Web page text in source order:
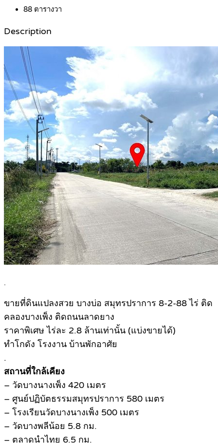
88 ตารางวา
Description
.
ขายที่ดินแปลงสวย บางบ่อ สมุทรปราการ 8-2-88 ไร่ ติด
คลองบางเพ็ง ติดถนนลาดยาง
ราคาพิเศษ ไร่ละ 2.8 ล้านเท่านั้น (แบ่งขายได้)
ทำโกดัง โรงงาน บ้านพักอาศัย
.
สถานที่ใกล้เคียง
– วัดบางนางเพ็ง 420 เมตร
– ศูนย์ปฏิบัตธรรมสมุทรปราการ 580 เมตร
– โรงเรียนวัดบางนางเพ็ง 500 เมตร
– วัดบางพลีน้อย 5.8 กม.
– ตลาดนำไทย 6.5 กม.